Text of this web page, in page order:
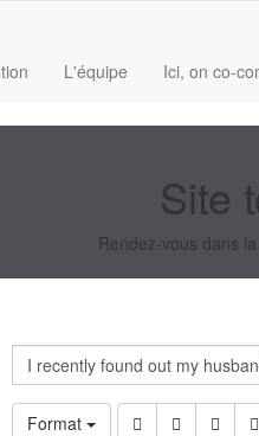
L'équipe Ici, on co-
Site
Rendez-vous dans
Format